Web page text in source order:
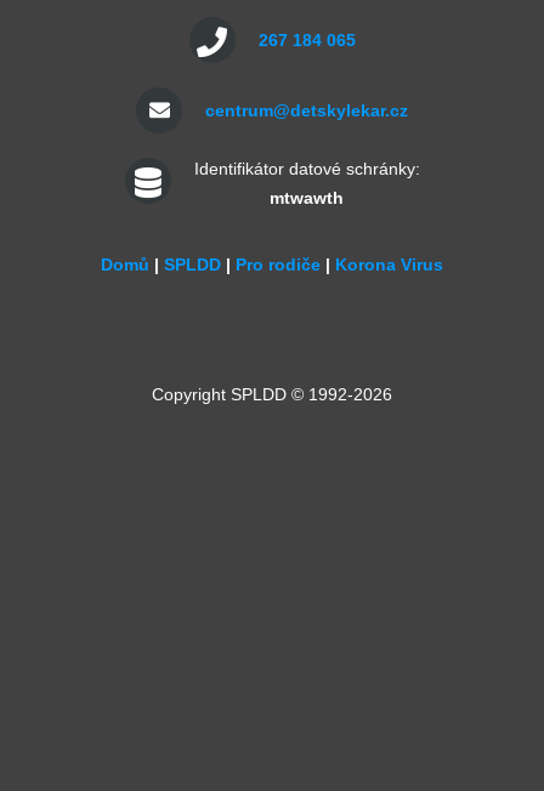
267 184 065
centrum@detskylekar.cz
Identifikátor datové schránky:
mtwawth
Domů | SPLDD | Pro rodiče | Korona Virus
Copyright SPLDD © 1992-2026